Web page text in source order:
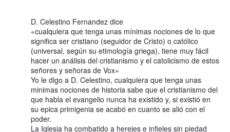
D. Celestino Fernandez dice
«cualquiera que tenga unas mínimas nociones de lo que
significa ser cristiano (seguidor de Cristo) o católico
(universal, según su etimología griega), tiene muy fácil
hacer un análisis del cristianismo y el catolicismo de estos
señores y señoras de Vox»
Yo le digo a D. Celestino, cualquiera que tenga unas
minimas nociones de historia sabe que el cristianismo del
que habla el evangelio nunca ha existido y, si existió en
su epica primigenia se acabó en cuanto se alió con el
poder.
La Iglesia ha combatido a herejes e infieles sin piedad